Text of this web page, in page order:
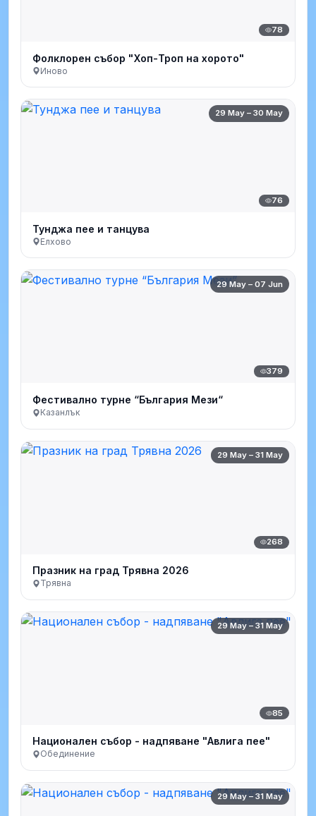
78
Фолклорен събор "Хоп-Троп на хорото"
Иново
29 May – 30 May
76
Тунджа пее и танцува
Елхово
29 May – 07 Jun
379
Фестивално турне “България Мези“
Казанлък
29 May – 31 May
268
Празник на град Трявна 2026
Трявна
29 May – 31 May
85
Национален събор - надпяване "Авлига пее"
Обединение
29 May – 31 May